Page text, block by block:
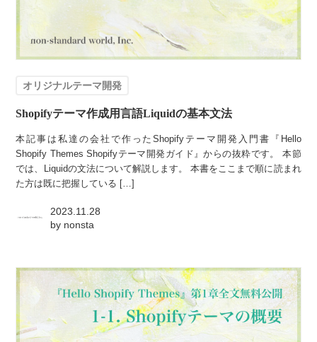
オリジナルテーマ開発
Shopifyテーマ作成用言語Liquidの基本文法
本記事は私達の会社で作ったShopifyテーマ開発入門書『Hello
Shopify Themes Shopifyテーマ開発ガイド』からの抜粋です。 本節
では、Liquidの文法について解説します。 本書をここまで順に読まれ
た方は既に把握している […]
2023.11.28
by nonsta